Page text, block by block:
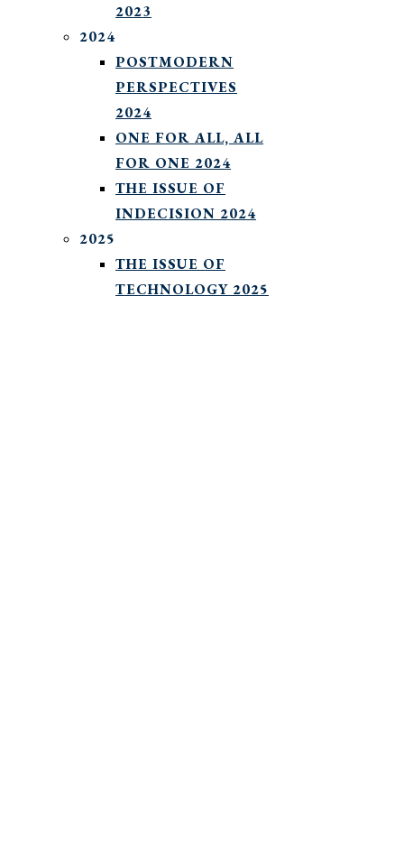
2023
2024
POSTMODERN
PERSPECTIVES
2024
ONE FOR ALL, ALL
FOR ONE 2024
THE ISSUE OF
INDECISION 2024
2025
THE ISSUE OF
TECHNOLOGY 2025